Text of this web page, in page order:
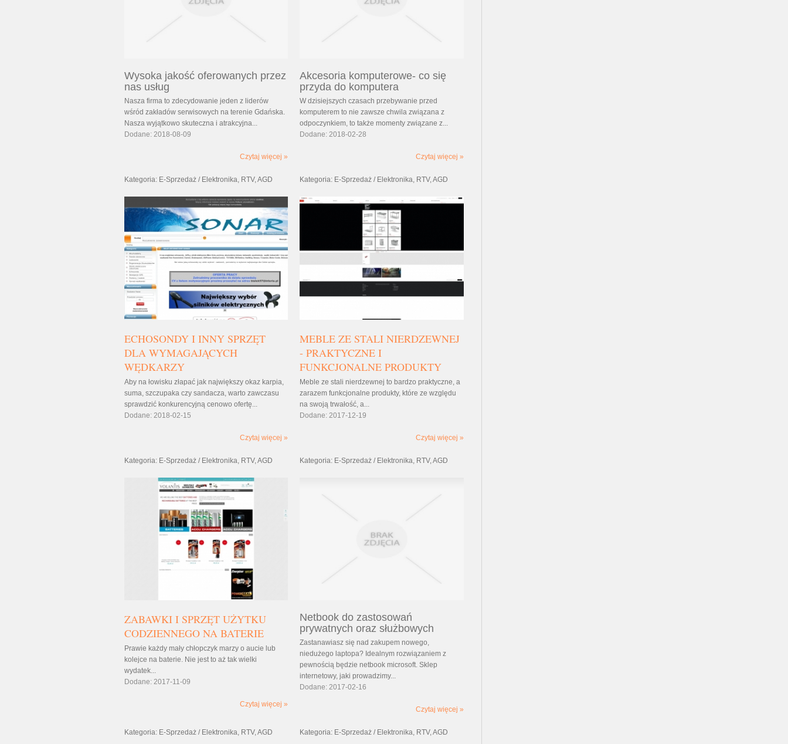
Wysoka jakość oferowanych przez
nas usług
Nasza firma to zdecydowanie jeden z liderów
wśród zakładów serwisowych na terenie Gdańska.
Nasza wyjątkowo skuteczna i atrakcyjna...
Dodane: 2018-08-09
Czytaj więcej »
Akcesoria komputerowe- co się
przyda do komputera
W dzisiejszych czasach przebywanie przed
komputerem to nie zawsze chwila związana z
odpoczynkiem, to także momenty związane z...
Dodane: 2018-02-28
Czytaj więcej »
Kategoria: E-Sprzedaż / Elektronika, RTV, AGD
ECHOSONDY I INNY SPRZĘT
DLA WYMAGAJĄCYCH
WĘDKARZY
Aby na łowisku złapać jak największy okaz karpia,
suma, szczupaka czy sandacza, warto zawczasu
sprawdzić konkurencyjną cenowo ofertę...
Dodane: 2018-02-15
Czytaj więcej »
Kategoria: E-Sprzedaż / Elektronika, RTV, AGD
MEBLE ZE STALI NIERDZEWNEJ
- PRAKTYCZNE I
FUNKCJONALNE PRODUKTY
Meble ze stali nierdzewnej to bardzo praktyczne, a
zarazem funkcjonalne produkty, które ze względu
na swoją trwałość, a...
Dodane: 2017-12-19
Czytaj więcej »
Kategoria: E-Sprzedaż / Elektronika, RTV, AGD
ZABAWKI I SPRZĘT UŻYTKU
CODZIENNEGO NA BATERIE
Prawie każdy mały chłopczyk marzy o aucie lub
kolejce na baterie. Nie jest to aż tak wielki
wydatek...
Dodane: 2017-11-09
Czytaj więcej »
Kategoria: E-Sprzedaż / Elektronika, RTV, AGD
Netbook do zastosowań
prywatnych oraz służbowych
Zastanawiasz się nad zakupem nowego,
niedużego laptopa? Idealnym rozwiązaniem z
pewnością będzie netbook microsoft. Sklep
internetowy, jaki prowadzimy...
Dodane: 2017-02-16
Czytaj więcej »
Kategoria: E-Sprzedaż / Elektronika, RTV, AGD Kategoria: E-Sprzedaż / Elektronika, RTV, AGD